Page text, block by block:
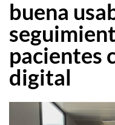
buena
pacientes
digital